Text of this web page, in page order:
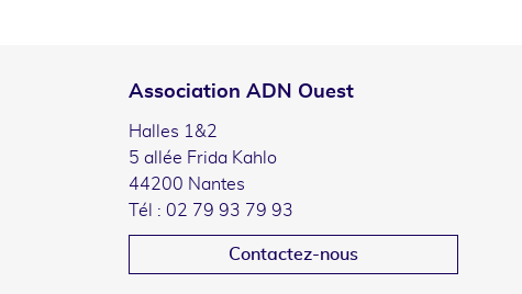
Association ADN Ouest
Halles 1&2
5 allée Frida Kahlo
44200 Nantes
Tél : 02 79 93 79 93
Contactez-nous